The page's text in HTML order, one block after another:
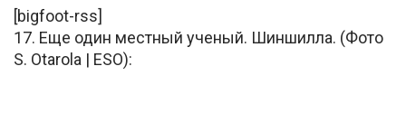
[bigfoot-rss]
17. Еще один местный ученый. Шиншилла. (Фото
S. Otarola | ESO):